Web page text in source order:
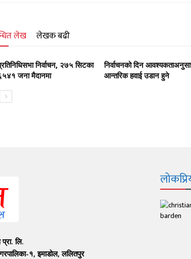
लेख लेखक बढी
निर्वाचन, २७५ सिटका
जना मैदानमा
निर्वाचनको दिन
आन्तरिक हवाई उडान हुने
लि.
१, इमाडोल, ललितपुर